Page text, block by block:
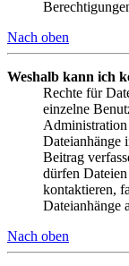
Nach oben
Weshalb kann ich
Rechte für
einzelne
Dateianhänge
Beitrag
dürfen
kontaktieren,
Dateianhänge
Nach oben